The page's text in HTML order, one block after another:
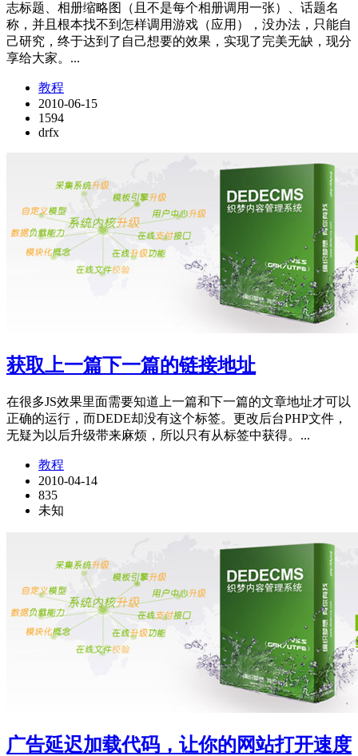
志标题、相册缩略图（且不是每个相册调用一张）、话题名
称，并且根本找不到怎样调用游戏（应用），没办法，只能自
己研究，终于达到了自己想要的效果，实现了完美无缺，现分
享给大家。...
教程
2010-06-15
1594
drfx
获取上一篇下一篇的链接地址
在很多JS效果里面需要知道上一篇和下一篇的文章地址才可以
正确的运行，而DEDE却没有这个标签。更改后台PHP文件，
无疑为以后升级带来麻烦，所以只有从标签中获得。...
教程
2010-04-14
835
未知
广告延迟加载代码，让你的网站打开速度